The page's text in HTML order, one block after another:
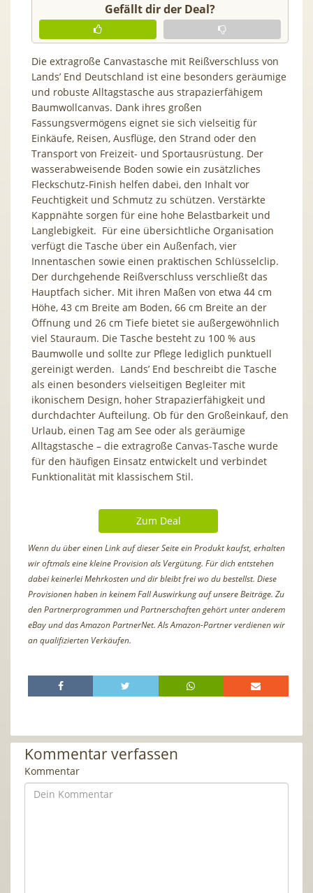
Gefällt dir der Deal?
Die extragroße Canvastasche mit Reißverschluss von
Lands’ End Deutschland⁠ ist eine besonders geräumige
und robuste Alltagstasche aus strapazierfähigem
Baumwollcanvas. Dank ihres großen
Fassungsvermögens eignet sie sich vielseitig für
Einkäufe, Reisen, Ausflüge, den Strand oder den
Transport von Freizeit- und Sportausrüstung. Der
wasserabweisende Boden sowie ein zusätzliches
Fleckschutz-Finish helfen dabei, den Inhalt vor
Feuchtigkeit und Schmutz zu schützen. Verstärkte
Kappnähte sorgen für eine hohe Belastbarkeit und
Langlebigkeit. Für eine übersichtliche Organisation
verfügt die Tasche über ein Außenfach, vier
Innentaschen sowie einen praktischen Schlüsselclip.
Der durchgehende Reißverschluss verschließt das
Hauptfach sicher. Mit ihren Maßen von etwa 44 cm
Höhe, 43 cm Breite am Boden, 66 cm Breite an der
Öffnung und 26 cm Tiefe bietet sie außergewöhnlich
viel Stauraum. Die Tasche besteht zu 100 % aus
Baumwolle und sollte zur Pflege lediglich punktuell
gereinigt werden. Lands’ End beschreibt die Tasche
als einen besonders vielseitigen Begleiter mit
ikonischem Design, hoher Strapazierfähigkeit und
durchdachter Aufteilung. Ob für den Großeinkauf, den
Urlaub, einen Tag am See oder als geräumige
Alltagstasche – die extragroße Canvas-Tasche wurde
für den häufigen Einsatz entwickelt und verbindet
Funktionalität mit klassischem Stil.
Zum Deal
Wenn du über einen Link auf dieser Seite ein Produkt kaufst, erhalten
wir oftmals eine kleine Provision als Vergütung. Für dich entstehen
dabei keinerlei Mehrkosten und dir bleibt frei wo du bestellst. Diese
Provisionen haben in keinem Fall Auswirkung auf unsere Beiträge. Zu
den Partnerprogrammen und Partnerschaften gehört unter anderem
eBay und das Amazon PartnerNet. Als Amazon-Partner verdienen wir
an qualifizierten Verkäufen.
Kommentar verfassen
Kommentar